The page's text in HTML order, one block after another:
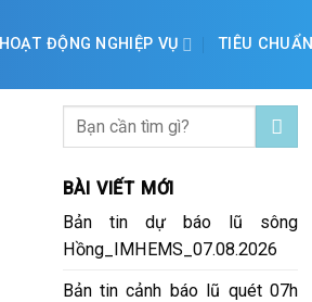
HOẠT ĐỘNG NGHIỆP VỤ TIÊU
BÀI VIẾT MỚI
Bản tin dự báo lũ sông
Hồng_IMHEMS_07.08.2026
Bản tin cảnh báo lũ quét 07h